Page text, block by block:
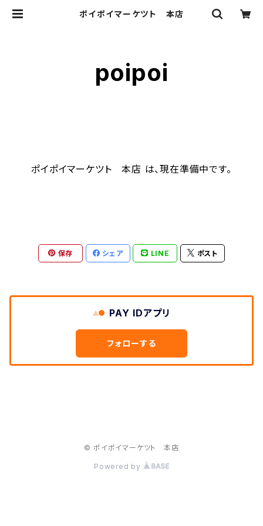
ポイポイマーケツト 本店
poipoi
ポイポイマーケツト 本店 は、現在準備中です。
保存 シェア LINE ポスト
PAY IDアプリ
フォローする
© ポイポイマーケツト 本店
Powered by